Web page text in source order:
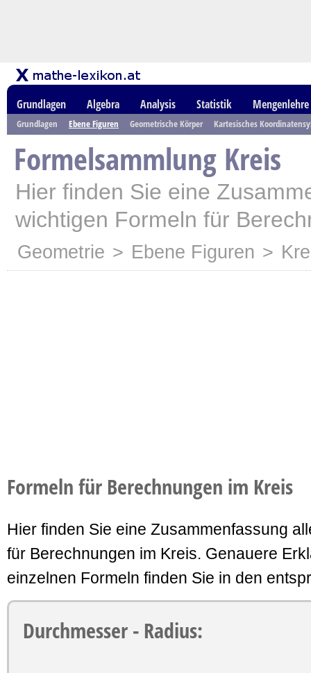
Grundlagen Algebra Analysis Statistik Mengenlehre
Grundlagen Ebene Figuren Geometrische Körper Kartesisches
Formelsammlung Kreis
Hier finden Sie eine
wichtigen Formeln für
Geometrie > Ebene Figuren >
Formeln für Berechnungen im Kreis
Hier finden Sie eine Zusammenfassung
für Berechnungen im Kreis. Genauere
einzelnen Formeln finden Sie in den
Durchmesser - Radius: